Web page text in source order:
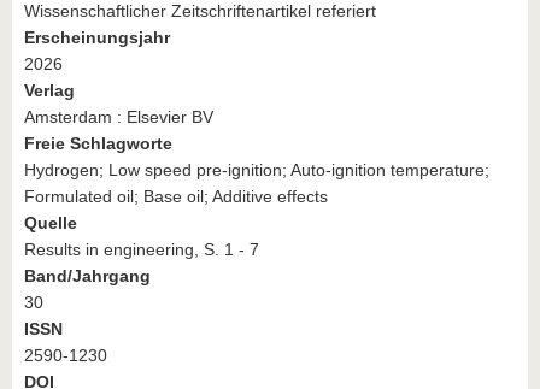
Wissenschaftlicher Zeitschriftenartikel referiert
Erscheinungsjahr
2026
Verlag
Amsterdam : Elsevier BV
Freie Schlagworte
Hydrogen; Low speed pre-ignition; Auto-ignition temperature;
Formulated oil; Base oil; Additive effects
Quelle
Results in engineering, S. 1 - 7
Band/Jahrgang
30
ISSN
2590-1230
DOI